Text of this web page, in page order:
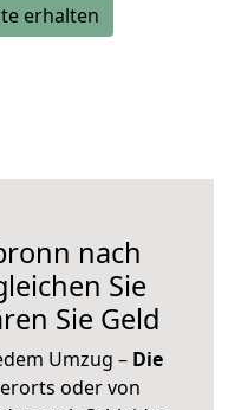
erhalten
nach
Sie
Sie Geld
Umzug – Die
oder von